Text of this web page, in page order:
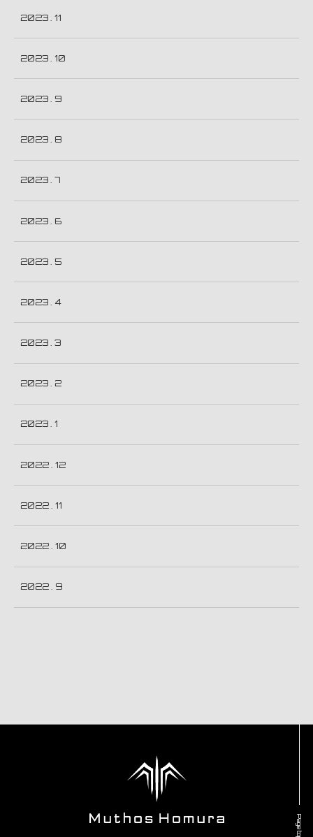
2023 . 11
2023 . 10
2023 . 9
2023 . 8
2023 . 7
2023 . 6
2023 . 5
2023 . 4
2023 . 3
2023 . 2
2023 . 1
2022 . 12
2022 . 11
2022 . 10
2022 . 9
Page top